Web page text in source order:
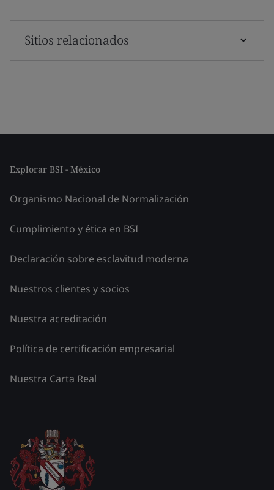
Sitios relacionados
Explorar BSI - México
Organismo Nacional de Normalización
Cumplimiento y ética en BSI
Declaración sobre esclavitud moderna
Nuestros clientes y socios
Nuestra acreditación
Política de certificación empresarial
Nuestra Carta Real